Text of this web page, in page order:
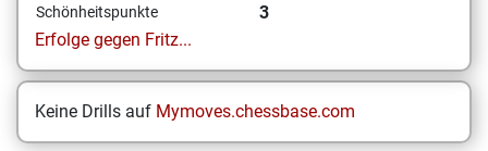
Schönheitspunkte
3
Erfolge gegen Fritz...
Keine Drills auf Mymoves.chessbase.com